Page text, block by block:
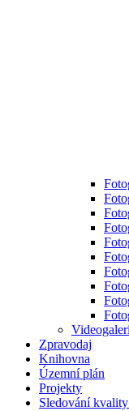
Zpravodaj
Knihovna
Územní plán
Projekty
Sledování